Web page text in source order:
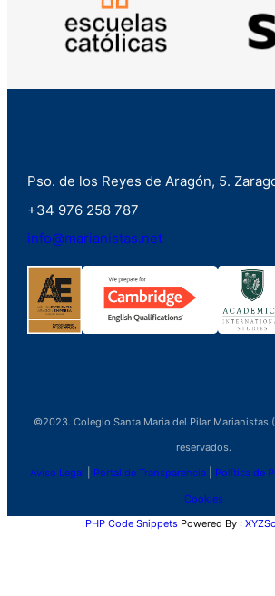
Pso. de los Reyes de Aragón, 5.
+34 976 258 787
info@marianistas.net
©2023. Colegio Santa Maria del Pilar Marianistas
reservados.
Aviso Legal Portal de Transparencia Política de
Cookies
PHP Code Snippets Powered By :